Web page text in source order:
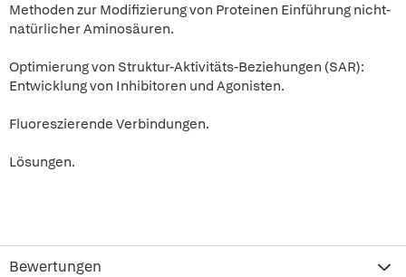
Methoden zur Modifizierung von Proteinen Einführung nicht-
natürlicher Aminosäuren.
Optimierung von Struktur-Aktivitäts-Beziehungen (SAR):
Entwicklung von Inhibitoren und Agonisten.
Fluoreszierende Verbindungen.
Lösungen.
Bewertungen